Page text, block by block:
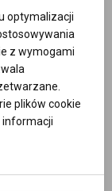
optymalizacji
z wymogami
plików cookie
informacji